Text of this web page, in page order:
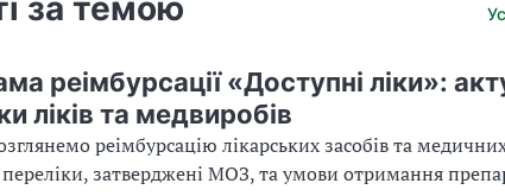
за темою
реімбурсації «Доступні ліки»:
ліків та медвиробів
реімбурсацію лікарських засобів та
переліки, затверджені МОЗ, та умови отримання